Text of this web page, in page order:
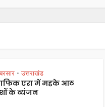
• उत्तराखंड
एरा में महके आठ
के व्यंजन